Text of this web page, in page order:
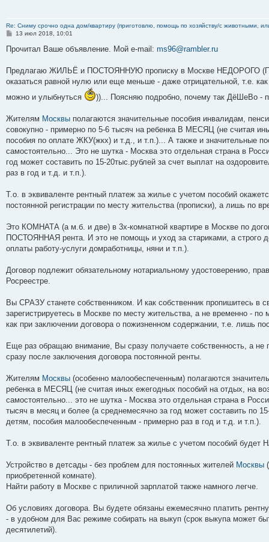
Re: Сниму срочно одна дом/квартиру (приготовлю, помощь по хозяйству/с животными,
С
о
е
и
13 июл 2018, 10:01
Прочитал Ваше объявление. Мой e-mail: ms96@rambler.ru
Предлагаю ЖИЛЬЁ и ПОСТОЯННУЮ прописку в Москве НЕДОРОГО
оказаться равной нулю или еще меньше - даже отрицательной, т.е.
можно и улыбнуться
))... Поясняю подробно, почему так ДёШеВо -
Жителям Москвы полагаются значительные пособия инвалидам,
совокупно - примерно по 5-6 тысяч на ребенка В МЕСЯЦ (не считая
пособия по оплате ЖКУ(жкх) и т.д., и т.п.)... А также и значительные
самостоятельно... Это не шутка - Москва это отдельная страна в
год может составить по 15-20тыс.рублей за счет выплат на
раз в год и т.д. и т.п.).
Т.о. в эквиваленте рентный платеж за жилье с учетом пособий
постоянной регистрации по месту жительства (прописки), а лишь по
Это КОМНАТА (а м.б. и две) в 3х-комнатной квартире в Москве по
ПОСТОЯННАЯ рента. И это не помощь и уход за стариками, а строго
оплаты работу-услуги домработницы, няни и т.п.).
Договор подлежит обязательному нотариальному удостоверению,
Росреестре.
Вы СРАЗУ станете собственником. И как собственник пропишитесь в
зарегистрируетесь в Москве по месту жительства, а не временно -
как при заключении договора о пожизненном содержании, т.е. лишь
Еще раз обращаю внимание, Вы сразу получаете собственность, а не
сразу после заключения договора постоянной ренты.
Жителям Москвы (особенно малообеспеченным) полагаются
ребенка в МЕСЯЦ (не считая иных ежегодных пособий на отдых, на
самостоятельно... это не шутка - Москва это отдельная страна в
тысяч в месяц и более (а среднемесячно за год может составить по
детям, пособия малообеспеченным - примерно раз в год и т.д. и т.п.).
Т.о. в эквиваленте рентный платеж за жилье с учетом пособий
Устройство в детсады - без проблем для постоянных жителей Москвы
приобретенной комнате).
Найти работу в Москве с приличной зарплатой также намного легче.
Об условиях договора. Вы будете обязаны ежемесячно платить
- в удобном для Вас режиме собирать на выкуп (срок выкупа может
десятилетий).